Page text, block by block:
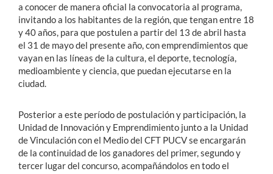
a conocer de manera oficial la convocatoria al programa,
invitando a los habitantes de la región, que tengan entre 18
y 40 años, para que postulen a partir del 13 de abril hasta
el 31 de mayo del presente año, con emprendimientos que
vayan en las líneas de la cultura, el deporte, tecnología,
medioambiente y ciencia, que puedan ejecutarse en la
ciudad.
Posterior a este período de postulación y participación, la
Unidad de Innovación y Emprendimiento junto a la Unidad
de Vinculación con el Medio del CFT PUCV se encargarán
de la continuidad de los ganadores del primer, segundo y
tercer lugar del concurso, acompañándolos en todo el